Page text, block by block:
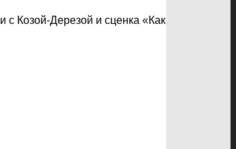
с Козой-Дерезой и сценка «Как